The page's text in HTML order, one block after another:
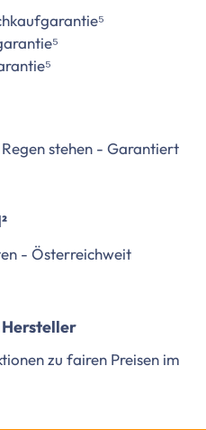
stehen - Garantiert
- Österreichweit
zu fairen Preisen im